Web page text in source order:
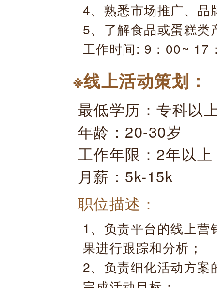
4、熟悉市场推广、品
5、了解食品或蛋糕类
工作时间: 9：00~ 17
※线上活动策划：
最低学历：专科以
年龄：20-30岁
工作年限：2年以上
月薪：5k-15k
职位描述：
1、负责平台的线上
果进行跟踪和分析；
2、负责细化活动方案